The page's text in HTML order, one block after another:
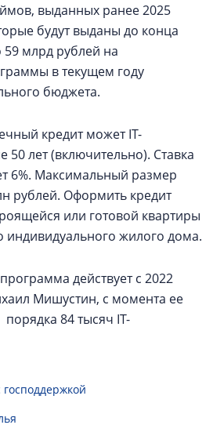
выданных ранее 2025
будут выданы до конца
млрд рублей на
в текущем году
бюджета.
кредит может IT-
50 лет (включительно). Ставка
6%. Максимальный размер
рублей. Оформить кредит
или готовой квартиры
индивидуального жилого дома.
действует с 2022
Мишустин, с момента ее
84 тысяч IT-
господдержкой